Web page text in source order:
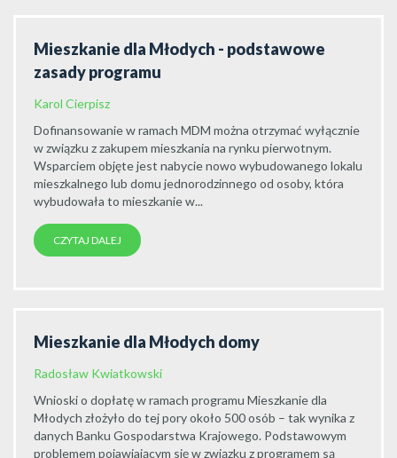
Mieszkanie dla Młodych - podstawowe
zasady programu
Karol Cierpisz
Dofinansowanie w ramach MDM można otrzymać wyłącznie
w związku z zakupem mieszkania na rynku pierwotnym.
Wsparciem objęte jest nabycie nowo wybudowanego lokalu
mieszkalnego lub domu jednorodzinnego od osoby, która
wybudowała to mieszkanie w...
CZYTAJ DALEJ
Mieszkanie dla Młodych domy
Radosław Kwiatkowski
Wnioski o dopłatę w ramach programu Mieszkanie dla
Młodych złożyło do tej pory około 500 osób – tak wynika z
danych Banku Gospodarstwa Krajowego. Podstawowym
problemem pojawiającym się w związku z programem są